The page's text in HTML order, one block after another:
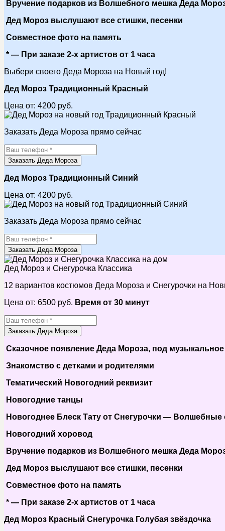
Вручение подарков из Волшебного мешка Деда
Дед Мороз выслушают все стишки, песенки
Совместное фото на память
* — При заказе 2-х артистов от 1 часа
Выбери своего Деда Мороза на Новый год!
Дед Мороз Традиционный Красный
Цена от: 4200 руб.
Заказать Деда Мороза прямо сейчас
Заказать Деда Мороза
Дед Мороз Традиционный Синий
Цена от: 4200 руб.
Заказать Деда Мороза прямо сейчас
Заказать Деда Мороза
Дед Мороз и Снегурочка Классика
12 вариантов костюмов Деда Мороза и Снегурочки на
Цена от: 6500 руб. Время от 30 минут
Заказать Деда Мороза
Сказочное появление Деда Мороза, под
Знакомство с детками и родителями
Тематический Новогодний реквизит
Новогодние танцы
Новогоднее Блеск Тату от Снегурочки — Волшебные
Новогодний хоровод
Вручение подарков из Волшебного мешка Деда
Дед Мороз выслушают все стишки, песенки
Совместное фото на память
* — При заказе 2-х артистов от 1 часа
Дед Мороз Красный Снегурочка Голубая звёздочка